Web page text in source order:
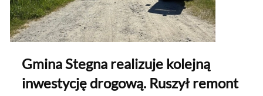
Gmina Stegna realizuje kolejną
inwestycję drogową. Ruszył remont